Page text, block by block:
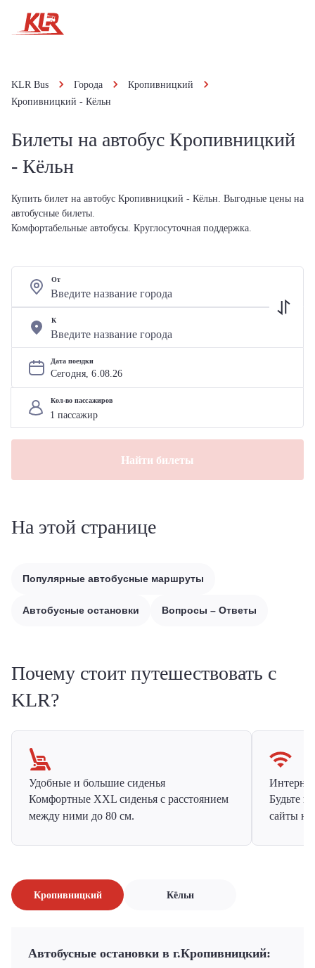
KLR Bus Города
Кропивницкий
Кропивницкий - Кёльн
Билеты на автобус Кропивницкий
- Кёльн
Купить билет на автобус Кропивницкий - Кёльн. Выгодные цены на
автобусные билеты.
Комфортабельные автобусы. Круглосуточная поддержка.
От
К
Дата поездки
Сегодня, 6.08.26
Кол-во пассажиров
Найти билеты
На этой странице
Популярные автобусные маршруты
Автобусные остановки Вопросы – Ответы
Почему стоит путешествовать с
KLR?
Удобные и большие сиденья
Комфортные XXL сиденья с расстоянием
между ними до 80 см.
Будьте
сайты на
Кропивницкий Кёльн
Автобусные остановки в г.Кропивницкий: